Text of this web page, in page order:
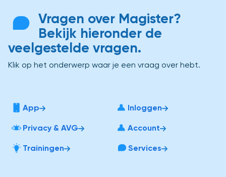
Vragen over Magister?
Bekijk hieronder de
veelgestelde vragen.
Klik op het onderwerp waar je een vraag over hebt.
App Inloggen
Privacy & AVG Account
Trainingen Services